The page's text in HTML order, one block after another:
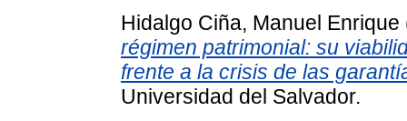
Hidalgo Ciña, Manuel Enrique
régimen patrimonial: su
frente a la crisis de las
Universidad del Salvador.